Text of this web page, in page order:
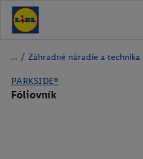
/ Záhradné náradie a technika
PARKSIDE®
Fóliovník